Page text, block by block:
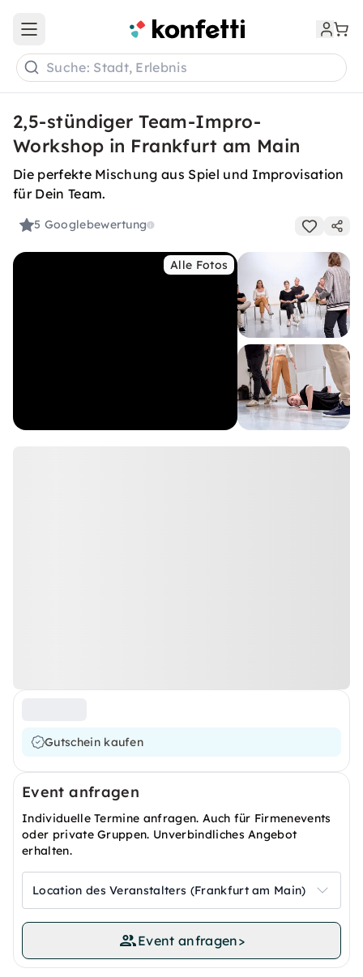
Open main menu
Suche: Stadt, Erlebnis
2,5-stündiger Team-Impro-
Workshop in Frankfurt am Main
Die perfekte Mischung aus Spiel und Improvisation
für Dein Team.
5 Googlebewertung
Alle Fotos
Gutschein kaufen
Event anfragen
Individuelle Termine anfragen. Auch für Firmenevents
oder private Gruppen. Unverbindliches Angebot
erhalten.
Location des Veranstalters (Frankfurt am Main)
Event anfragen>